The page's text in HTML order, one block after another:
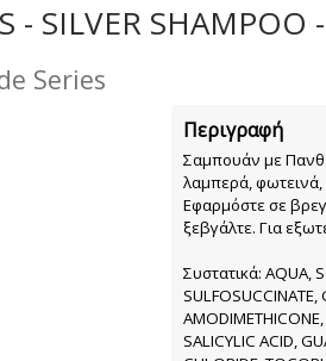
- SILVER SHAMPOO
Series
Περιγραφή
Σαμπουάν με
λαμπερά, φωτεινά,
Εφαρμόστε σε
ξεβγάλτε. Για
Συστατικά: AQUA,
SULFOSUCCINATE,
SALICYLIC ACID,